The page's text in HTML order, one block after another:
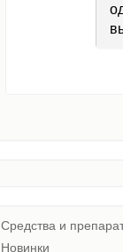
Средства и
Новинки